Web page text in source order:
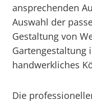
ansprechenden
Auswahl der
Gestaltung von
Gartengestaltung
handwerkliches
Die